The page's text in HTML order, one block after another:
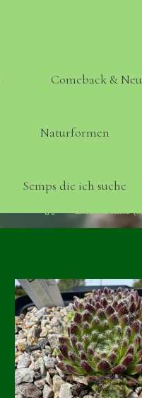
Comeback &
Naturformen
Semps die ich suche
Erich Zelina